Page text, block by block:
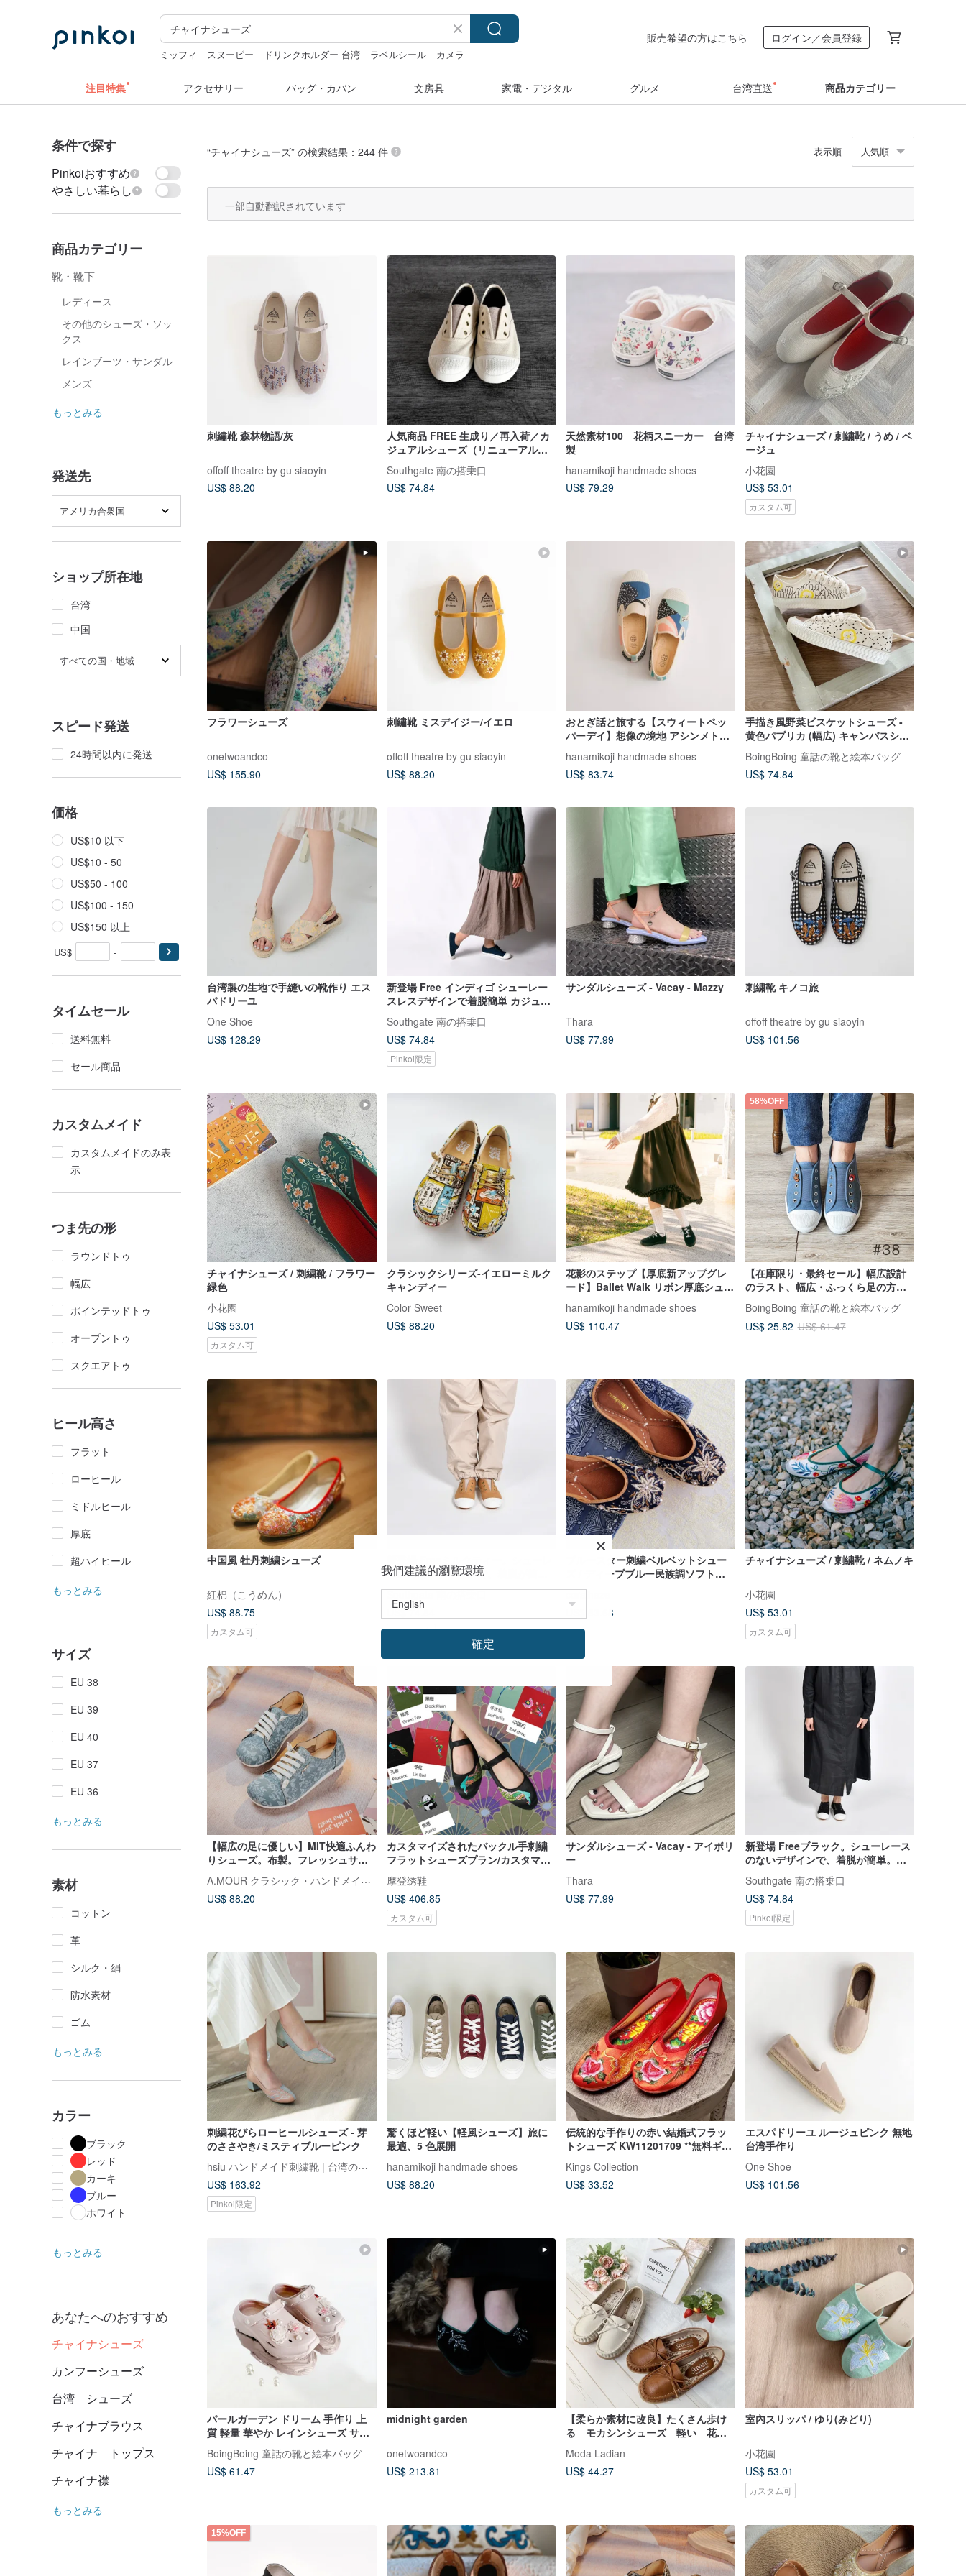
ミッフィ スヌーピー ドリンクホルダー 台湾 ラベルシール
カメラ
販売希望の方はこちら ログイン／会員登録
注目特集 アクセサリー バッグ・カバン 文房具 家電・デジタル グルメ 台湾直送 商品カテゴリー
条件で探す
Pinkoiおすすめ
やさしい暮らし
商品カテゴリー
靴・靴下
レディース
その他のシューズ・ソッ
クス
レインブーツ・サンダル
メンズ
もっとみる
発送先
アメリカ合衆国
ショップ所在地
台湾
中国
すべての国・地域
スピード発送
24時間以内に発送
価格
US$10 以下
US$10 - 50
US$50 - 100
US$100 - 150
US$150 以上
US$ -
タイムセール
送料無料
セール商品
カスタムメイド
カスタムメイドのみ表
示
つま先の形
ラウンドトゥ
幅広
ポインテッドトゥ
オープントゥ
スクエアトゥ
ヒール高さ
フラット
ローヒール
ミドルヒール
厚底
超ハイヒール
もっとみる
サイズ
EU 38
EU 39
EU 40
EU 37
EU 36
もっとみる
素材
コットン
革
シルク・絹
防水素材
ゴム
もっとみる
カラー
ブラック
レッド
カーキ
ブルー
ホワイト
もっとみる
あなたへのおすすめ
チャイナシューズ
カンフーシューズ
台湾 シューズ
チャイナブラウス
チャイナ トップス
チャイナ襟
もっとみる
“チャイナシューズ” の検索結果：244 件 表示順 人気順
一部自動翻訳されています
刺繡靴 森林物語/灰
offoff theatre by gu siaoyin
US$ 88.20
人気商品 FREE 生成り／再入荷／カ
ジュアルシューズ（リニューアル後
の新モデルは写真をご覧ください）
Southgate 南の搭乗口
US$ 74.84
天然素材100 花柄スニーカー 台湾
製
hanamikoji handmade shoes
US$ 79.29
チャイナシューズ / 刺繍靴 / うめ / ベ
ージュ
小花園
US$ 53.01
カスタム可
フラワーシューズ
onetwoandco
US$ 155.90
刺繡靴 ミスデイジー/イエロ
offoff theatre by gu siaoyin
US$ 88.20
おとぎ話と旅する【スウィートペッ
パーデイ】想像の境地 アシンメトリ
hanamikoji handmade shoes
US$ 83.74
手描き風野菜ビスケットシューズ -
黄色パプリカ (幅広) キャンバスシュ
ーズ カジュアルシューズ 台湾製
BoingBoing 童話の靴と絵本バッグ
US$ 74.84
台湾製の生地で手縫いの靴作り エス
パドリーユ
One Shoe
US$ 128.29
新登場 Free インディゴ シューレー
スレスデザインで着脱簡単 カジュア
ルシューズ
Southgate 南の搭乗口
US$ 74.84
Pinkoi限定
サンダルシューズ - Vacay - Mazzy
Thara
US$ 77.99
刺繍靴 キノコ旅
offoff theatre by gu siaoyin
US$ 101.56
チャイナシューズ / 刺繍靴 / フラワー
緑色
小花園
US$ 53.01
カスタム可
クラシックシリーズ-イエローミルク
キャンディー
Color Sweet
US$ 88.20
花影のステップ【厚底新アップグレ
ード】Ballet Walk リボン厚底シュー
ズ .
hanamikoji handmade shoes
US$ 110.47
58%OFF
【在庫限り・最終セール】幅広設計
のラスト、幅広・ふっくら足の方に
最適、台湾製
BoingBoing 童話の靴と絵本バッグ
US$ 25.82 US$ 61.47
中国風 牡丹刺繍シューズ
紅棉（こうめん）
US$ 88.75
カスタム可
ースのないデザインで、着脱が簡
単。カジュアルシューズ、レディー
スシューズ。
Southgate 南の搭乗口
US$ 74.84
Pinkoi限定
ブルースター刺繍ベルベットシュー
ズ / ディープブルー民族調ソフトソ
ール / 新中国風通気性抜群万能モデ
ル
coralhaze
US$ 83.68
チャイナシューズ / 刺繍靴 / ネムノキ
小花園
US$ 53.01
カスタム可
【幅広の足に優しい】MIT快適ふんわ
りシューズ。布製。フレッシュサマ
ーリーフ 2709
A.MOUR クラシック・ハンドメイド・シューズ
US$ 88.20
カスタマイズされたバックル手刺繍
フラットシューズプラン/カスタマイ
ズされたさまざまな刺繍された孔
雀、水仙、梅の花、パンダ
摩登绣鞋
US$ 406.85
カスタム可
サンダルシューズ - Vacay - アイボリ
ー
Thara
US$ 77.99
新登場 Freeブラック。シューレース
のないデザインで、着脱が簡単。カ
ジュアルシューズ、レディースシュ
ーズ。
Southgate 南の搭乗口
US$ 74.84
Pinkoi限定
刺繍花びらローヒールシューズ - 芽
のささやき/ミスティブルーピンク
hsiu ハンドメイド刺繍靴 | 台湾の手作り靴
US$ 163.92
Pinkoi限定
驚くほど軽い【軽風シューズ】旅に
最適、5 色展開
hanamikoji handmade shoes
US$ 88.20
伝統的な手作りの赤い結婚式フラッ
トシューズ KW11201709 **無料ギフ
ト**
Kings Collection
US$ 33.52
エスパドリーユ ルージュピンク 無地
台湾手作り
One Shoe
US$ 101.56
パールガーデン ドリーム 手作り 上
質 軽量 華やか レインシューズ サボ
サンダル - ローズミルクティー 台湾
製（幅広タイプ）
BoingBoing 童話の靴と絵本バッグ
US$ 61.47
midnight garden
onetwoandco
US$ 213.81
【柔らか素材に改良】たくさん歩け
る モカシンシューズ 軽い 花柄
Moda Ladian
US$ 44.27
室內スリッパ / ゆり(みどり)
小花園
US$ 53.01
カスタム可
15%OFF
我們建議的瀏覽環境
確定